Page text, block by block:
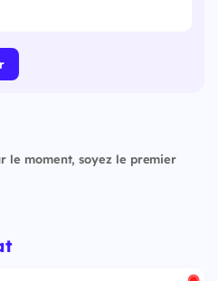
le moment, soyez le premier